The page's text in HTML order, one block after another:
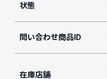
状態
問い合わせ商品ID
在庫店舗